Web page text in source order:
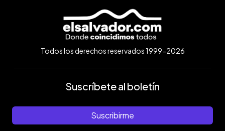
Todos los derechos reservados 1999-2026
Suscríbete al boletín
Suscribirme